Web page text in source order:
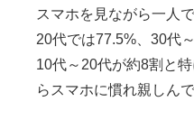
スマホを見ながら一人
20代では77.5%、30代
10代～20代が約8割と
らスマホに慣れ親しん